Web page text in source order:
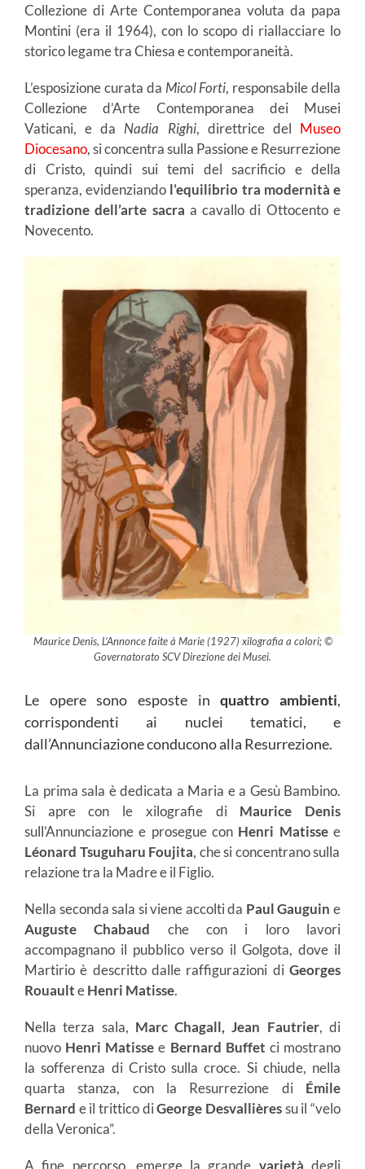
Collezione di Arte Contemporanea voluta da papa
Montini (era il 1964), con lo scopo di riallacciare lo
storico legame tra Chiesa e contemporaneità.
L’esposizione curata da Micol Forti, responsabile della
Collezione d’Arte Contemporanea dei Musei
Vaticani, e da Nadia Righi, direttrice del Museo
Diocesano, si concentra sulla Passione e Resurrezione
di Cristo, quindi sui temi del sacrificio e della
speranza, evidenziando l’equilibrio tra modernità e
tradizione dell’arte sacra a cavallo di Ottocento e
Novecento.
Maurice Denis, L’Annonce faite à Marie (1927) xilografia a colori; ©
Governatorato SCV Direzione dei Musei.
Le opere sono esposte inquattro ambienti,
corrispondenti ai nuclei tematici, e
dall’Annunciazione conducono alla Resurrezione.
La prima sala è dedicata a Maria e a Gesù Bambino.
Si apre con le xilografie di Maurice Denis
sull’Annunciazione e prosegue con Henri Matissee
Léonard Tsuguharu Foujita, che si concentrano sulla
relazione tra la Madre e il Figlio.
Nella seconda sala si viene accolti da Paul Gauguine
Auguste Chabaud che con i loro lavori
accompagnano il pubblico verso il Golgota, dove il
Martirio è descritto dalle raffigurazioni di Georges
RouaulteHenri Matisse.
Nella terza sala, Marc Chagall, Jean Fautrier, di
nuovo Henri Matisse e Bernard Buffet ci mostrano
la sofferenza di Cristo sulla croce. Si chiude, nella
quarta stanza, con la Resurrezione di Émile
Bernard e il trittico diGeorge Desvallièressu il “velo
della Veronica”.
A fine percorso, emerge la grande varietà degli